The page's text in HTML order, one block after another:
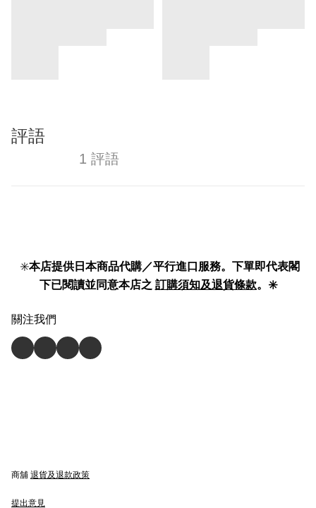
評語
1 評語
✳️本店提供日本商品代購／平行進口服務。下單即代表閣
下已閱讀並同意本店之 訂購須知及退貨條款。✳️
關注我們
商舖 退貨及退款政策
提出意見